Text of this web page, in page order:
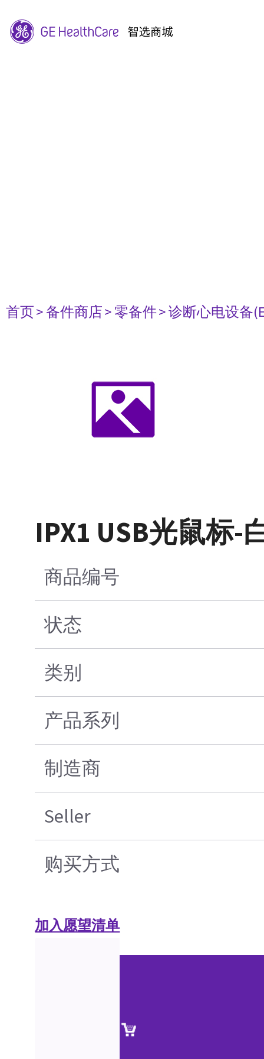
首页> 备件商店> 零备件> 诊断心电设备
IPX1 USB光鼠标-
商品编号
状态
类别
产品系列
制造商
Seller
购买方式
加入愿望清单